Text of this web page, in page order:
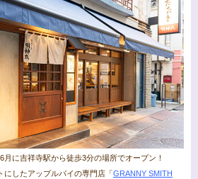
月に吉祥寺駅から徒歩3分の場所でオープン！
にしたアップルパイの専門店「GRANNY SMITH